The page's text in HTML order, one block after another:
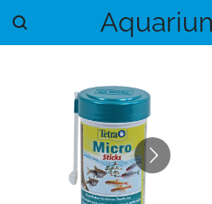
Ga
hoofdinhoud